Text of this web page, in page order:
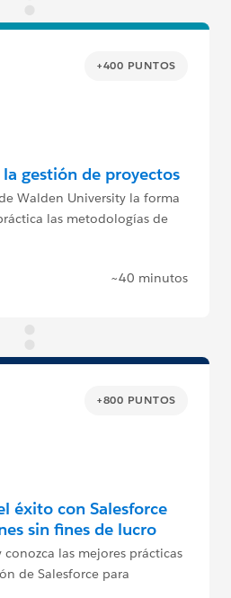
+400 PUNTOS
gestión de proyectos
Walden University la forma
las metodologías de
~40 minutos
+800 PUNTOS
éxito con Salesforce
sin fines de lucro
conozca las mejores prácticas
de Salesforce para
de lucro.